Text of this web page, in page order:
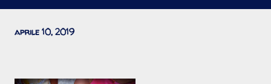
aprile 10, 2019